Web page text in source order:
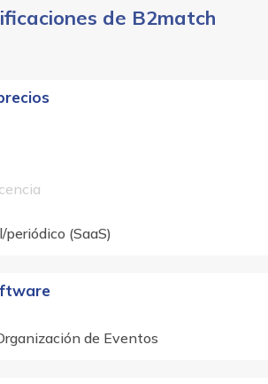
de B2match
(SaaS)
de Eventos